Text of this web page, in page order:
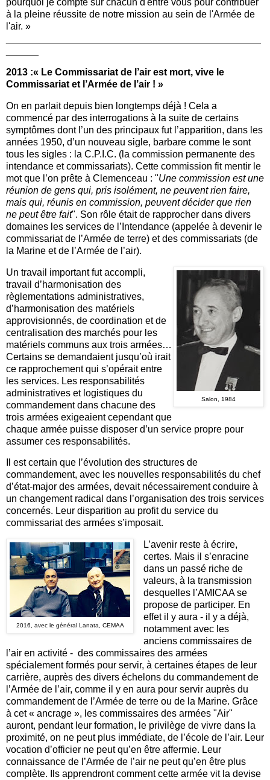
pourquoi je compte sur chacun d'entre vous pour contribuer
à la pleine réussite de notre mission au sein de l'Armée de
l'air. »
2013 :« Le Commissariat de l’air est mort, vive le
Commissariat et l’Armée de l’air ! »
On en parlait depuis bien longtemps déjà ! Cela a
commencé par des interrogations à la suite de certains
symptômes dont l’un des principaux fut l’apparition, dans les
années 1950, d’un nouveau sigle, barbare comme le sont
tous les sigles : la C.P.I.C. (la commission permanente des
intendance et commissariats). Cette commission fit mentir le
mot que l’on prête à Clemenceau : "Une commission est une
réunion de gens qui, pris isolément, ne peuvent rien faire,
mais qui, réunis en commission, peuvent décider que rien
ne peut être fait". Son rôle était de rapprocher dans divers
domaines les services de l’Intendance (appelée à devenir le
commissariat de l’Armée de terre) et des commissariats (de
la Marine et de l’Armée de l’air).
Salon, 1984
Un travail important fut accompli,
travail d’harmonisation des
règlementations administratives,
d’harmonisation des matériels
approvisionnés, de coordination et de
centralisation des marchés pour les
matériels communs aux trois armées…
Certains se demandaient jusqu’où irait
ce rapprochement qui s’opérait entre
les services. Les responsabilités
administratives et logistiques du
commandement dans chacune des
trois armées exigeaient cependant que
chaque armée puisse disposer d’un service propre pour
assumer ces responsabilités.
Il est certain que l’évolution des structures de
commandement, avec les nouvelles responsabilités du chef
d’état-major des armées, devait nécessairement conduire à
un changement radical dans l’organisation des trois services
concernés. Leur disparition au profit du service du
commissariat des armées s’imposait.
2016, avec le général Lanata, CEMAA
L’avenir reste à écrire,
certes. Mais il s’enracine
dans un passé riche de
valeurs, à la transmission
desquelles l’AMICAA se
propose de participer. En
effet il y aura - il y a déjà,
notamment avec les
anciens commissaires de
l’air en activité - des commissaires des armées
spécialement formés pour servir, à certaines étapes de leur
carrière, auprès des divers échelons du commandement de
l’Armée de l’air, comme il y en aura pour servir auprès du
commandement de l’Armée de terre ou de la Marine. Grâce
à cet « ancrage », les commissaires des armées "Air"
auront, pendant leur formation, le privilège de vivre dans la
proximité, on ne peut plus immédiate, de l’école de l’air. Leur
vocation d’officier ne peut qu’en être affermie. Leur
connaissance de l’Armée de l’air ne peut qu’en être plus
complète. Ils apprendront comment cette armée vit la devise